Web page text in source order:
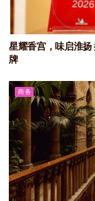
星耀香宫，味启淮
牌
商务